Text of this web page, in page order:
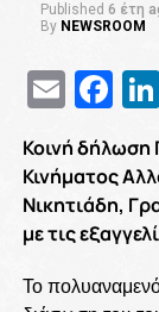
Published 6 έτη
By NEWSROOM
Email
Κοινή δήλωση
Κινήματος
Νικητιάδη,
με τις
Το